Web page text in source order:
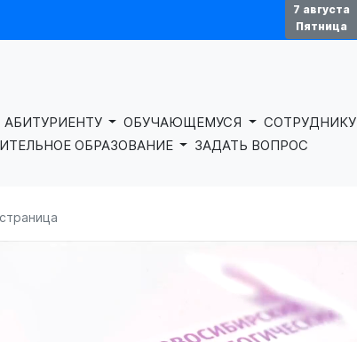
7 августа
Пятница
АБИТУРИЕНТУ ОБУЧАЮЩЕМУСЯ
СОТРУДНИКУ
ОБРАЗОВАНИЕ ЗАДАТЬ ВОПРОС